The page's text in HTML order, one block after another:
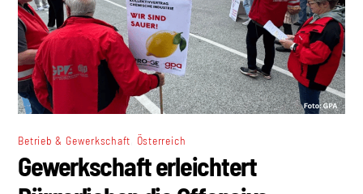
Betrieb & Gewerkschaft Österreich
Gewerkschaft erleichtert